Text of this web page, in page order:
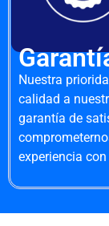
Nuestra
calidad a
garantía de
experiencia